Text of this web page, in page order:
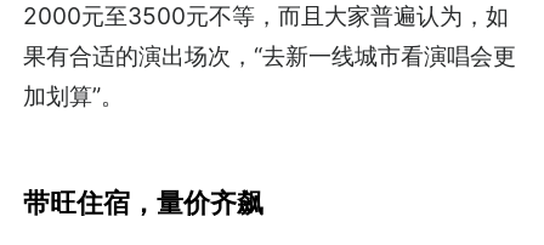
2000元至3500元不等，而且大家普遍认为，如
果有合适的演出场次，“去新一线城市看演唱会更
加划算”。
带旺住宿，量价齐飙